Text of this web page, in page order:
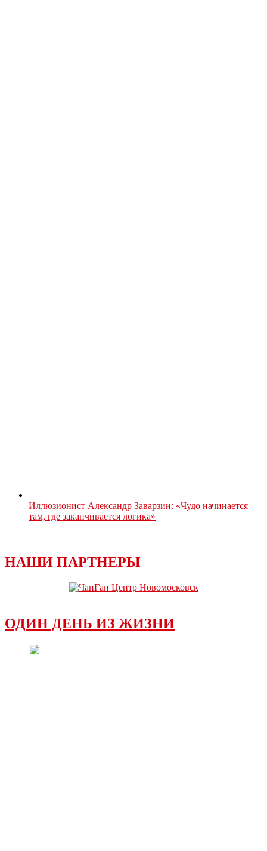
Иллюзионист Александр Заварзин: «Чудо начинается
там, где заканчивается логика»
НАШИ ПАРТНЕРЫ
ОДИН ДЕНЬ ИЗ ЖИЗНИ